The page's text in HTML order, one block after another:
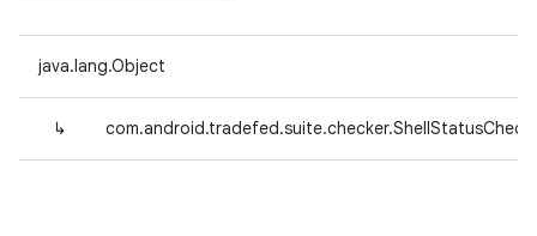
java.lang.Object
↳